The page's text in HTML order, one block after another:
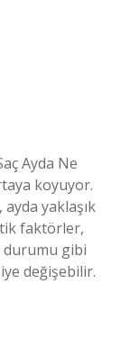
Ayda Ne
koyuyor.
yaklaşık
faktörler,
durumu gibi
değişebilir.